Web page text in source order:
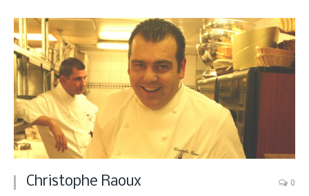
Christophe Raoux 0